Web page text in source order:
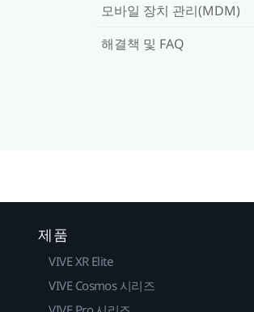
모바일 장치 관리(MDM)
해결책 및 FAQ
제품
VIVE XR Elite
VIVE Cosmos 시리즈